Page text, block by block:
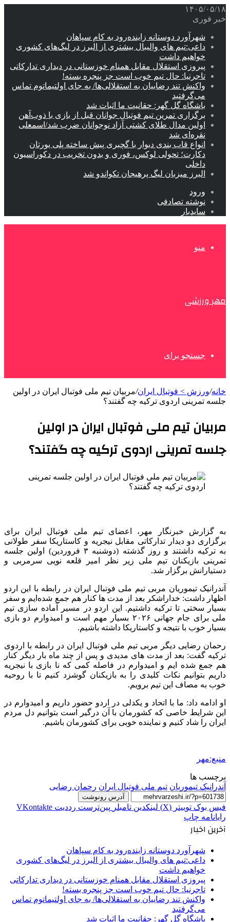
۱۴۰۵/۰۵/۱۸
خبر فوری
شهرآورد دوستانه زاینده‌رود به کام سپاهان
داعی:تیم های والیبال بیشتری از البرز در لیگ‌های کشوری
خواهیم داشت
پیروزی استقلال مقابل همنام خوزستانی در دیداری تدارکاتی
تاجرنیا: حال تیم خوب است جز پنجره بسته!
واکنش تند رضاییان به استقلالی‌ها/ به جای اولتیماتوم تماس
می‌گرفتید
باشگاه گل گهر: حقانیت ما اثبات شد
برگزاری تمرین تیم فوتبال جوانان قبل از بازی با ذوب‌آهن
اولین مدال طلای کشتی آزاد نوجوانان ضرب شد/اسمعلی
نقره‌ای شد
انواع قاب بندی دیوار با گچبری پیش ساخته پلی یورتان
دکارت؛ تحولی لوکس، فوری و بدون تخریب در دکوراسیون
داخلی
البرز میزبان لیگ پرهیجان تکواندو شد
ورود
نوشته تصادفی
سایدبار
منو
مهر ورزشی
جستجو برای
خانه/ورزش > فوتبال ایران/مربیان تیم ملی فوتبال ایران در اولین
جلسه تمرینی اردوی ترکیه چه گفتند؟
مربیان تیم ملی فوتبال ایران در اولین
جلسه تمرینی اردوی ترکیه چه گفتند؟
به گزارش خبرنگار مهر، اعضای تیم ملی فوتبال ایران برای
برگزاری دو دیدار تدارکاتی مقابل نیجریه و کاستاریکا سفر طولانی
به ترکیه داشتند و روز گذشته (دوشنبه ۳ فروردین) اولین جلسه
تمرینی بازیکنان تیم ملی زیر نظر امیر قلعه نویی سرمربی و
دستیارانش برگزار شد.
آندرانیک تیموریان مربی تیم ملی فوتبال ایران در رابطه با این اردو
اظهار داشت: خداراشکر بعد از مدت ها کنار هم جمع شده‌ایم و سفر
بسیار سختی تا ترکیه داشتیم. این اردو در مسیر آماده سازی تیم
ملی برای جام جهانی ۲۰۲۶ بسیار مهم است و امیدوارم دو بازی
بسیار خوب با نتیجه و کاستاریکا داشته باشیم.
رحمان رضایی دیگر مربی تیم ملی فوتبال ایران در رابطه با اردوی
ترکیه گفت: بعد از مدت های مدیدی و پس از چند ماه بار دیگر کنار
هم جمع شده ایم و امیدوارم در فاصله کمی که نا بازی با نیجریه
داریم بتوانیم نکات کلیدی را به بازیکنان گوشزد کنیم تا با روحیه
خوب به مصاف این تیم برویم.
او ادامه داد: ما با اتحاد و یکدلی در اردو حضور داریم و امیدوارم در
این شرایط خاصی که کشورمان با آن درگیر است بتوانیم دل مردم
ایران را شاد کنیم و نماینده خوبی برای کشورمان باشیم.
منبع:مهر
برچسب ها
آندرانیک تیموریان تیم ملی فوتبال ایران رحمان رضایی
آدرس رونوشت
فیس بوک توییتر (X) لینکدین ‫تامبلر ‫پین‌ترست ‫رددیت ‫VKontakte
رایانامه چاپ
آخرین اخبار
شهرآورد دوستانه زاینده‌رود به کام سپاهان
داعی:تیم های والیبال بیشتری از البرز در لیگ‌های کشوری
خواهیم داشت
پیروزی استقلال مقابل همنام خوزستانی در دیداری تدارکاتی
تاجرنیا: حال تیم خوب است جز پنجره بسته!
واکنش تند رضاییان به استقلالی‌ها/ به جای اولتیماتوم تماس
می‌گرفتید
باشگاه گل گهر: حقانیت ما اثبات شد